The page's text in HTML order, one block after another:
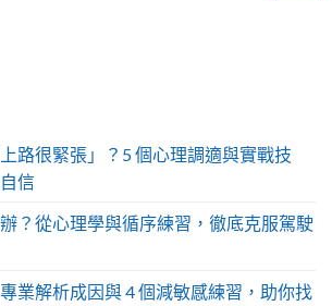
路很緊張」？5 個心理調適與實戰技
信
？從心理學與循序練習，徹底克服駕駛
業解析成因與 4 個減敏感練習，助你找